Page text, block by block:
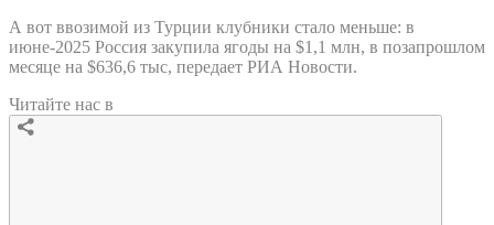
А вот ввозимой из Турции клубники стало меньше: в
июне-2025 Россия закупила ягоды на $1,1 млн, в позапрошлом
месяце на $636,6 тыс, передает РИА Новости.
Читайте нас в